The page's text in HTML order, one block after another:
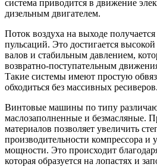
система приводится в движение
дизельным двигателем.
Поток воздуха на выходе
пульсаций. Это достигается
валов и стабильным давлением,
возвратно-поступательным
Такие системы имеют простую
обходиться без массивных ресиверов.
Винтовые машины по типу
маслозаполненные и безмасляные.
материалов позволяет увеличить
производительности компрессора и
мощности. Это происходит
которая образуется на лопастях и